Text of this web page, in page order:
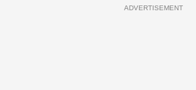
ADVERTISEMENT